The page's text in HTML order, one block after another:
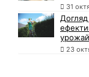
31
23